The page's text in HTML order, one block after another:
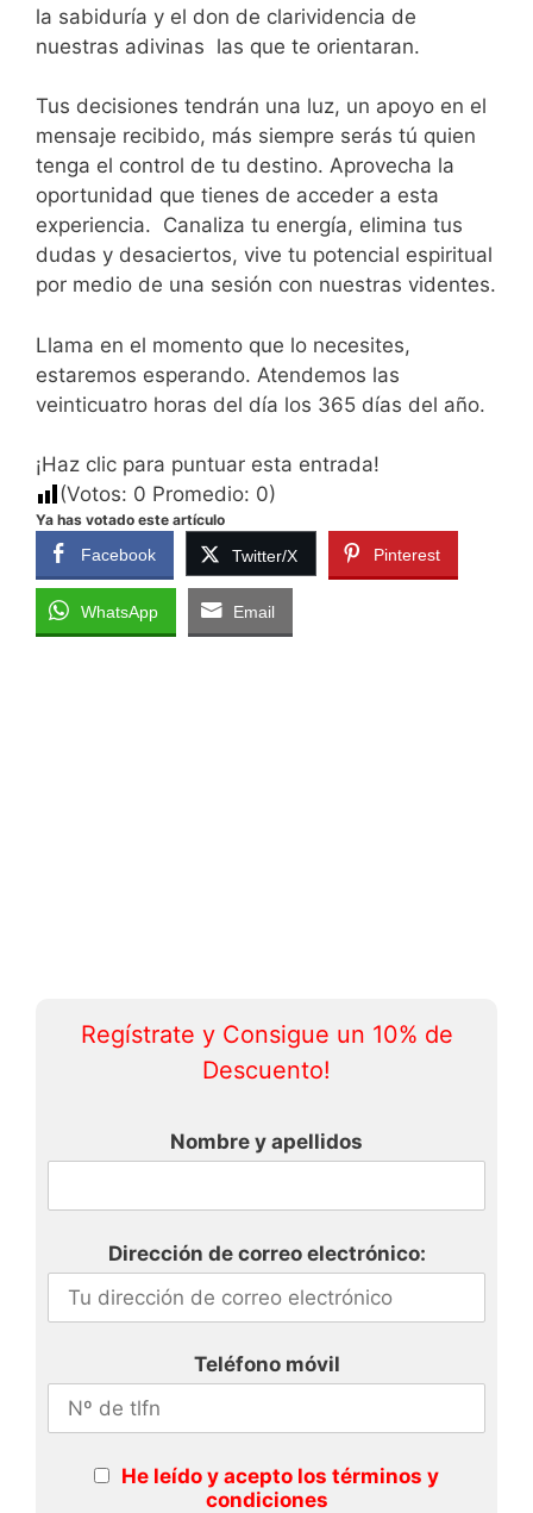
la sabiduría y el don de clarividencia de
nuestras adivinas las que te orientaran.
Tus decisiones tendrán una luz, un apoyo en el
mensaje recibido, más siempre serás tú quien
tenga el control de tu destino. Aprovecha la
oportunidad que tienes de acceder a esta
experiencia. Canaliza tu energía, elimina tus
dudas y desaciertos, vive tu potencial espiritual
por medio de una sesión con nuestras videntes.
Llama en el momento que lo necesites,
estaremos esperando. Atendemos las
veinticuatro horas del día los 365 días del año.
¡Haz clic para puntuar esta entrada!
(Votos: 0 Promedio: 0)
Ya has votado este artículo
Facebook Twitter/X Pinterest
WhatsApp Email
Regístrate y Consigue un 10% de
Descuento!
Nombre y apellidos
Dirección de correo electrónico:
Teléfono móvil
He leído y acepto los términos y
condiciones